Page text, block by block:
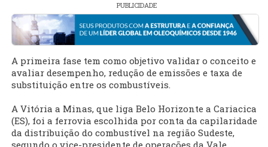
PUBLICIDADE
A primeira fase tem como objetivo validar o conceito e
avaliar desempenho, redução de emissões e taxa de
substituição entre os combustíveis.
A Vitória a Minas, que liga Belo Horizonte a Cariacica
(ES), foi a ferrovia escolhida por conta da capilaridade
da distribuição do combustível na região Sudeste,